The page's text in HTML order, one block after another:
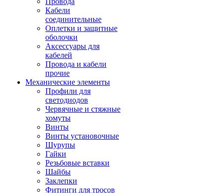
Кабели
соединительные
Оплетки и защитные
оболочки
Аксессуары для
кабелей
Провода и кабели
прочие
Механические элементы
Профили для
светодиодов
Червячные и стяжные
хомуты
Винты
Винты установочные
Шурупы
Гайки
Резьбовые вставки
Шайбы
Заклепки
Фитинги для тросов